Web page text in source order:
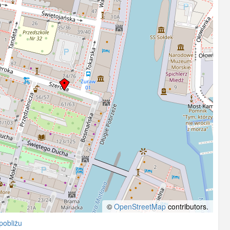
© OpenStreetMapcontributors.